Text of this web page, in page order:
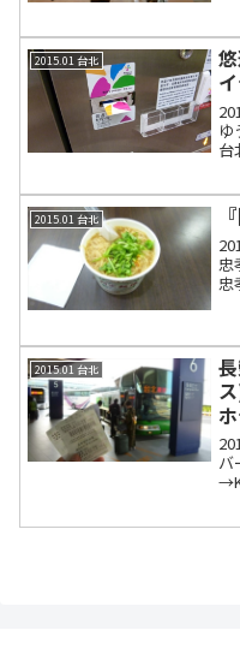
治
2015.01 台北
ゆ
台
2015.01 台北
忠
忠
常
2015.01 台北
バ
(